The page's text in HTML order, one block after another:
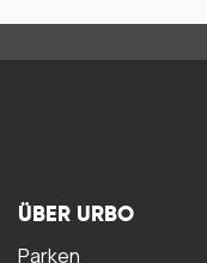
ÜBER URBO
Parken